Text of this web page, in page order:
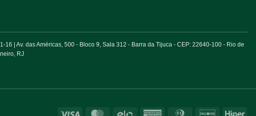
| Av. das Américas, 500 - Bloco 9, Sala 312 - Barra da Tijuca - CEP: 22640-100 - Rio de
RJ
Visa MasterCard
Elo American Dinners Discover